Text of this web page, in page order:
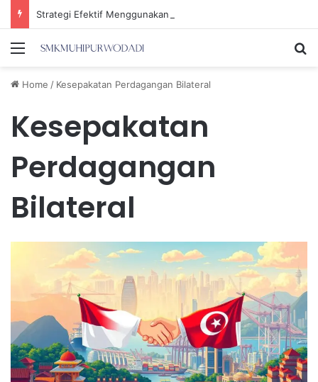
Menu
Home / Kesepakatan Perdagangan Bilateral
Kesepakatan
Perdagangan
Bilateral